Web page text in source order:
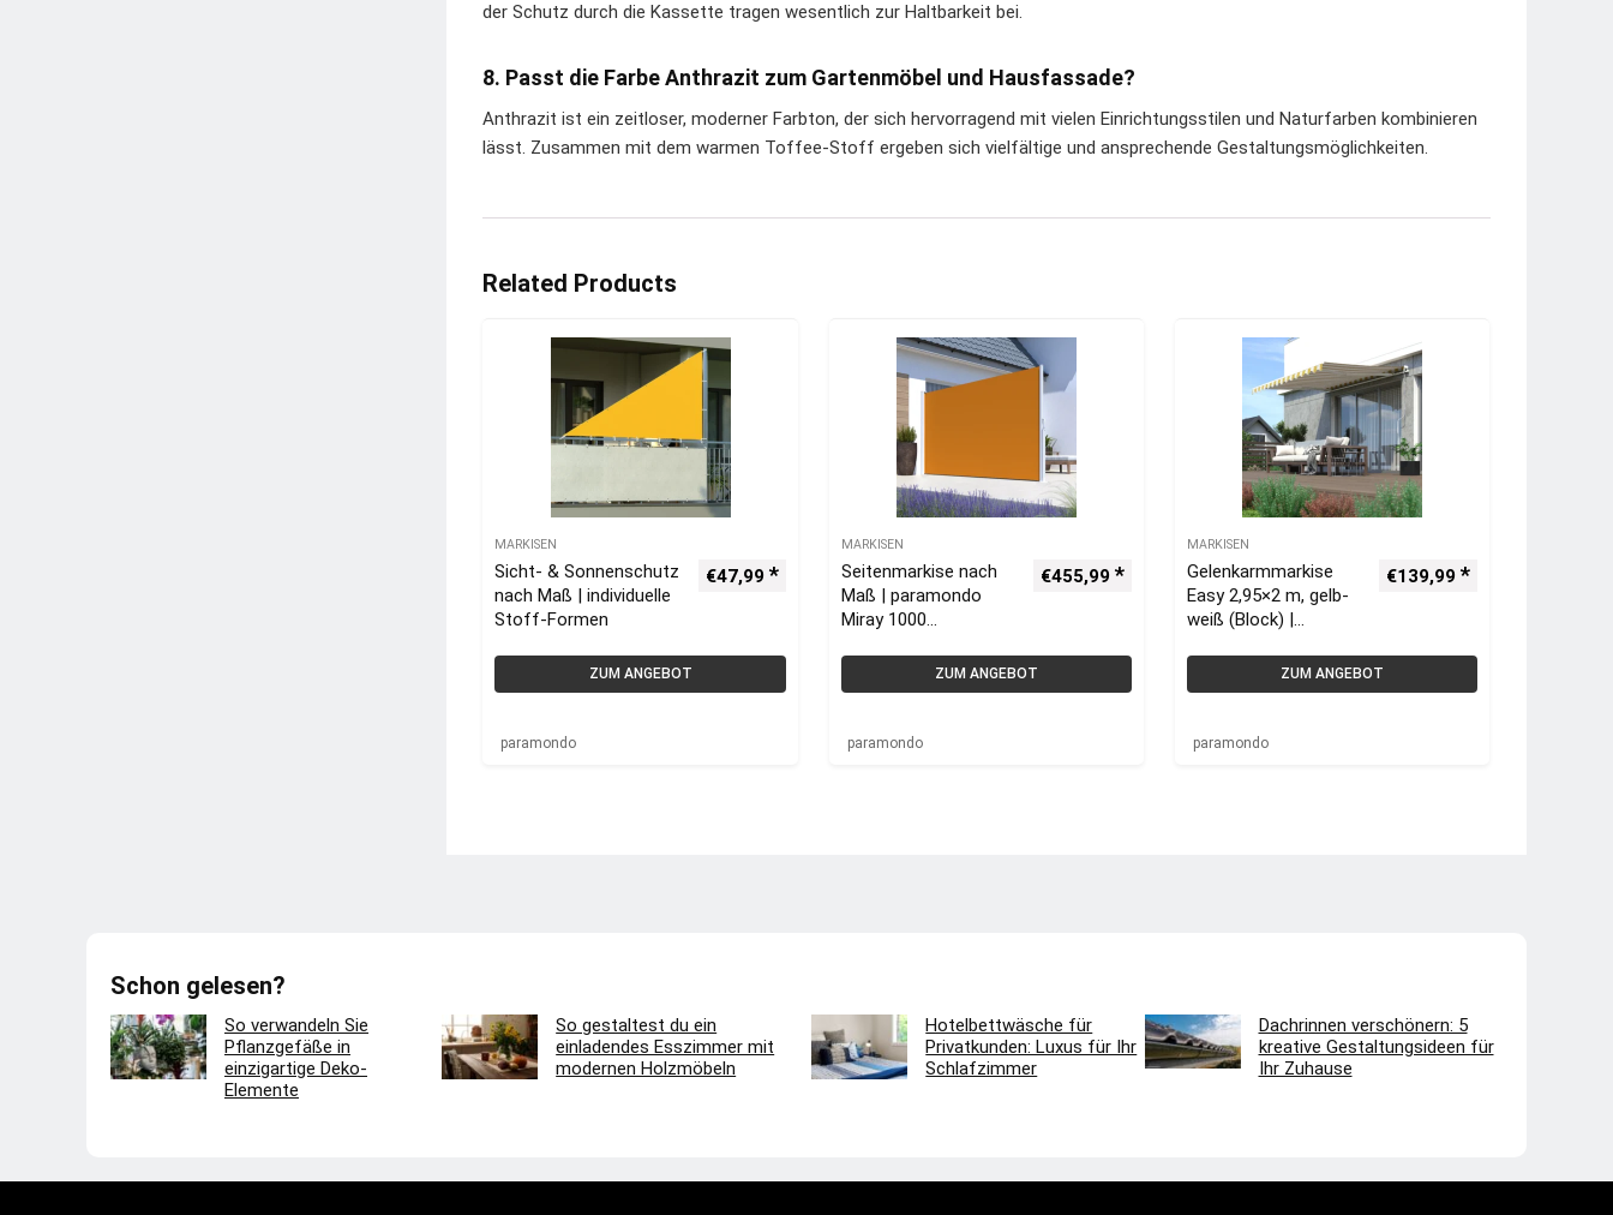
der Schutz durch die Kassette tragen wesentlich zur Haltbarkeit bei.
8. Passt die Farbe Anthrazit zum Gartenmöbel und Hausfassade?
Anthrazit ist ein zeitloser, moderner Farbton, der sich hervorragend mit vielen Einrichtungsstilen und Naturfarben kombinieren
lässt. Zusammen mit dem warmen Toffee-Stoff ergeben sich vielfältige und ansprechende Gestaltungsmöglichkeiten.
Related Products
MARKISEN
Sicht- & Sonnenschutz
nach Maß | individuelle
Stoff-Formen
€47,99
ZUM ANGEBOT
paramondo
MARKISEN
Seitenmarkise nach
Maß | paramondo
Miray 1000
€455,99
ZUM ANGEBOT
paramondo
MARKISEN
Gelenkarmmarkise
Easy 2,95×2 m, gelb-
weiß (Block) |
€139,99
ZUM ANGEBOT
paramondo
Schon gelesen?
So verwandeln Sie
Pflanzgefäße in
einzigartige Deko-
Elemente
So gestaltest du ein
einladendes Esszimmer mit
modernen Holzmöbeln
Hotelbettwäsche für
Privatkunden: Luxus für Ihr
Schlafzimmer
Dachrinnen verschönern: 5
kreative Gestaltungsideen für
Ihr Zuhause